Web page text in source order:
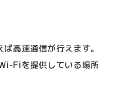
高速通信が行えます。
Fiを提供している場所